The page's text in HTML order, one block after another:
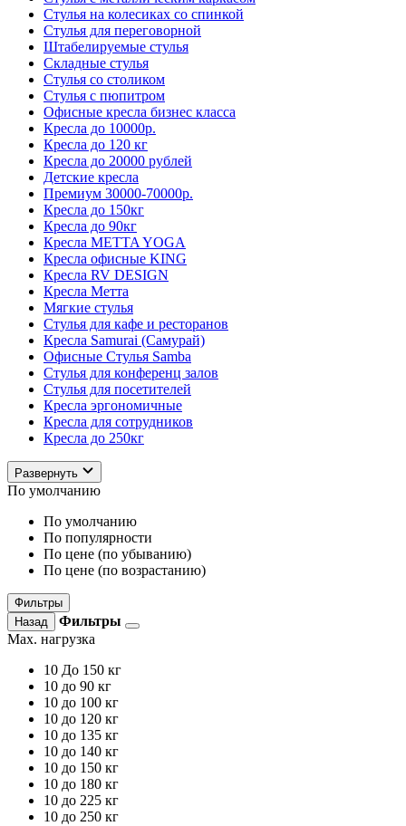
Стулья на колесиках со спинкой
Стулья для переговорной
Штабелируемые стулья
Складные стулья
Стулья со столиком
Стулья с пюпитром
Офисные кресла бизнес класса
Кресла до 10000р.
Кресла до 120 кг
Кресла до 20000 рублей
Детские кресла
Премиум 30000-70000р.
Кресла до 150кг
Кресла до 90кг
Кресла METTA YOGA
Кресла офисные KING
Кресла RV DESIGN
Кресла Метта
Мягкие стулья
Стулья для кафе и ресторанов
Кресла Samurai (Самурай)
Офисные Стулья Samba
Стулья для конференц залов
Стулья для посетителей
Кресла эргономичные
Кресла для сотрудников
Кресла до 250кг
Развернуть
По умолчанию
По умолчанию
По популярности
По цене (по убыванию)
По цене (по возрастанию)
Фильтры
Назад
Фильтры
Max. нагрузка
10 До 150 кг
10 до 90 кг
10 до 100 кг
10 до 120 кг
10 до 135 кг
10 до 140 кг
10 до 150 кг
10 до 180 кг
10 до 225 кг
10 до 250 кг